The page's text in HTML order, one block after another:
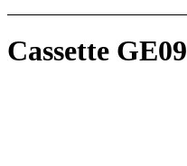
Cassette GE09